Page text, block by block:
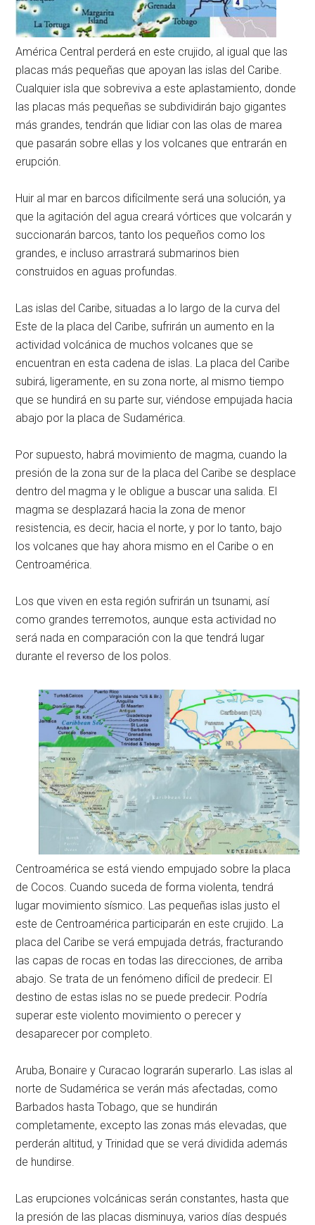
América Central perderá en este crujido, al igual que las
placas más pequeñas que apoyan las islas del Caribe.
Cualquier isla que sobreviva a este aplastamiento, donde
las placas más pequeñas se subdividirán bajo gigantes
más grandes, tendrán que lidiar con las olas de marea
que pasarán sobre ellas y los volcanes que entrarán en
erupción.
Huir al mar en barcos difícilmente será una solución, ya
que la agitación del agua creará vórtices que volcarán y
succionarán barcos, tanto los pequeños como los
grandes, e incluso arrastrará submarinos bien
construidos en aguas profundas.
Las islas del Caribe, situadas a lo largo de la curva del
Este de la placa del Caribe, sufrirán un aumento en la
actividad volcánica de muchos volcanes que se
encuentran en esta cadena de islas. La placa del Caribe
subirá, ligeramente, en su zona norte, al mismo tiempo
que se hundirá en su parte sur, viéndose empujada hacia
abajo por la placa de Sudamérica.
Por supuesto, habrá movimiento de magma, cuando la
presión de la zona sur de la placa del Caribe se desplace
dentro del magma y le obligue a buscar una salida. El
magma se desplazará hacia la zona de menor
resistencia, es decir, hacia el norte, y por lo tanto, bajo
los volcanes que hay ahora mismo en el Caribe o en
Centroamérica.
Los que viven en esta región sufrirán un tsunami, así
como grandes terremotos, aunque esta actividad no
será nada en comparación con la que tendrá lugar
durante el reverso de los polos.
Centroamérica se está viendo empujado sobre la placa
de Cocos. Cuando suceda de forma violenta, tendrá
lugar movimiento sísmico. Las pequeñas islas justo el
este de Centroamérica participarán en este crujido. La
placa del Caribe se verá empujada detrás, fracturando
las capas de rocas en todas las direcciones, de arriba
abajo. Se trata de un fenómeno difícil de predecir. El
destino de estas islas no se puede predecir. Podría
superar este violento movimiento o perecer y
desaparecer por completo.
Aruba, Bonaire y Curacao lograrán superarlo. Las islas al
norte de Sudamérica se verán más afectadas, como
Barbados hasta Tobago, que se hundirán
completamente, excepto las zonas más elevadas, que
perderán altitud, y Trinidad que se verá dividida además
de hundirse.
Las erupciones volcánicas serán constantes, hasta que
la presión de las placas disminuya, varios días después